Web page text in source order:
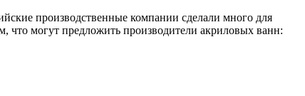
производственные компании сделали много для
что могут предложить производители акриловых ванн: